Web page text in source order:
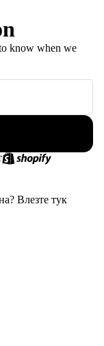
know when we
Влезте тук